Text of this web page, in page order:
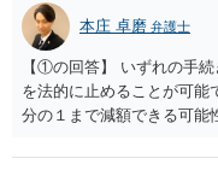
本庄 卓磨 弁護士
【①の回答】 いずれの手
を法的に止めることが可能
分の１まで減額できる可能
理的抵抗が小さい（個人差